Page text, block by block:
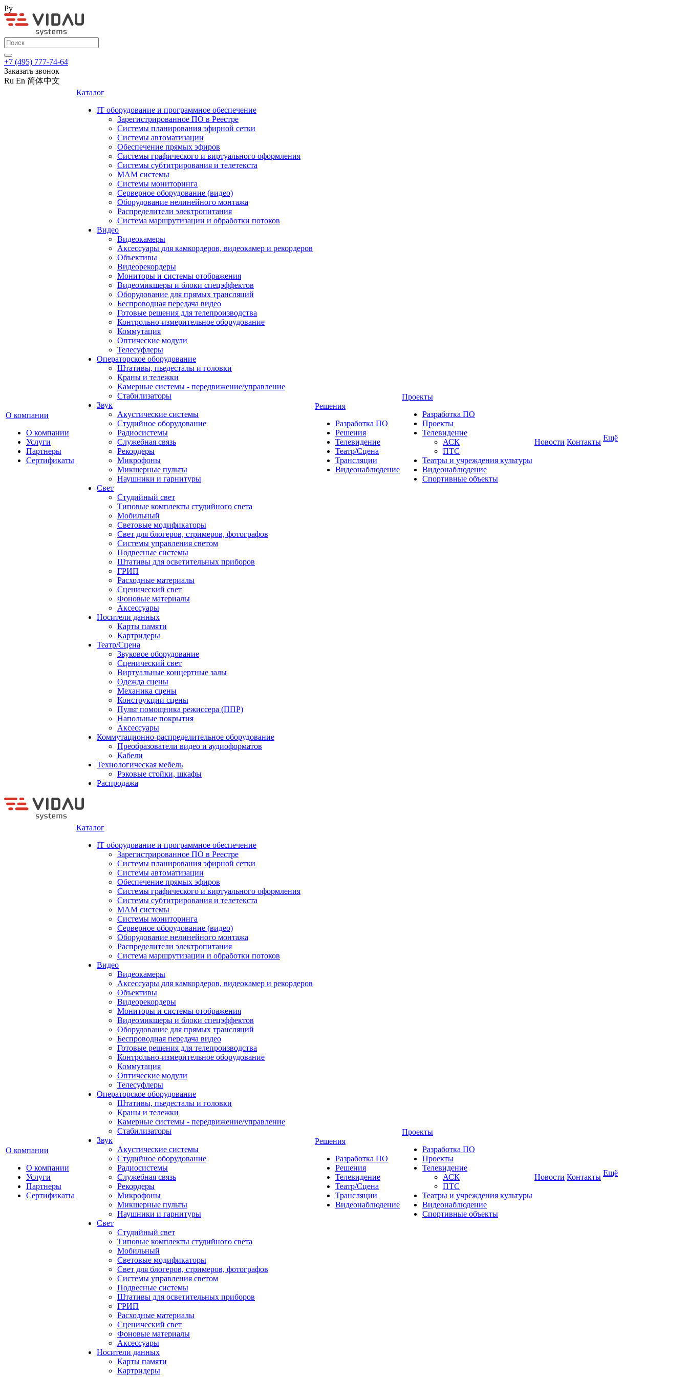
Ру
+7 (495) 777-74-64
Заказать звонок
Ru En 简体中文
О компании
О компании
Услуги
Партнеры
Сертификаты
Каталог
IT оборудование и программное обеспечение
Зарегистрированное ПО в Реестре
Системы планирования эфирной сетки
Системы автоматизации
Обеспечение прямых эфиров
Системы графического и виртуального оформления
Системы субтитрирования и телетекста
MAM системы
Системы мониторинга
Серверное оборудование (видео)
Оборудование нелинейного монтажа
Распределители электропитания
Система маршрутизации и обработки потоков
Видео
Видеокамеры
Аксессуары для камкордеров, видеокамер и рекордеров
Объективы
Видеорекордеры
Мониторы и системы отображения
Видеомикшеры и блоки спецэффектов
Оборудование для прямых трансляций
Беспроводная передача видео
Готовые решения для телепроизводства
Контрольно-измерительное оборудование
Коммутация
Оптические модули
Телесуфлеры
Операторское оборудование
Штативы, пьедесталы и головки
Краны и тележки
Камерные системы - передвижение/управление
Стабилизаторы
Звук
Акустические системы
Студийное оборудование
Радиосистемы
Служебная связь
Рекордеры
Микрофоны
Микшерные пульты
Наушники и гарнитуры
Свет
Студийный свет
Типовые комплекты студийного света
Мобильный
Световые модификаторы
Свет для блогеров, стримеров, фотографов
Системы управления светом
Подвесные системы
Штативы для осветительных приборов
ГРИП
Расходные материалы
Сценический свет
Фоновые материалы
Аксессуары
Носители данных
Карты памяти
Картридеры
Театр/Сцена
Звуковое оборудование
Сценический свет
Виртуальные концертные залы
Одежда сцены
Механика сцены
Конструкции сцены
Пульт помощника режиссера (ППР)
Напольные покрытия
Аксессуары
Коммутационно-распределительное оборудование
Преобразователи видео и аудиоформатов
Кабели
Технологическая мебель
Рэковые стойки, шкафы
Распродажа
Решения
Разработка ПО
Решения
Телевидение
Театр/Сцена
Трансляции
Видеонаблюдение
Проекты
Разработка ПО
Проекты
Телевидение
АСК
ПТС
Театры и учреждения культуры
Видеонаблюдение
Спортивные объекты
Новости Контакты Ещё
О компании
О компании
Услуги
Партнеры
Сертификаты
Каталог
IT оборудование и программное обеспечение
Зарегистрированное ПО в Реестре
Системы планирования эфирной сетки
Системы автоматизации
Обеспечение прямых эфиров
Системы графического и виртуального оформления
Системы субтитрирования и телетекста
MAM системы
Системы мониторинга
Серверное оборудование (видео)
Оборудование нелинейного монтажа
Распределители электропитания
Система маршрутизации и обработки потоков
Видео
Видеокамеры
Аксессуары для камкордеров, видеокамер и рекордеров
Объективы
Видеорекордеры
Мониторы и системы отображения
Видеомикшеры и блоки спецэффектов
Оборудование для прямых трансляций
Беспроводная передача видео
Готовые решения для телепроизводства
Контрольно-измерительное оборудование
Коммутация
Оптические модули
Телесуфлеры
Операторское оборудование
Штативы, пьедесталы и головки
Краны и тележки
Камерные системы - передвижение/управление
Стабилизаторы
Звук
Акустические системы
Студийное оборудование
Радиосистемы
Служебная связь
Рекордеры
Микрофоны
Микшерные пульты
Наушники и гарнитуры
Свет
Студийный свет
Типовые комплекты студийного света
Мобильный
Световые модификаторы
Свет для блогеров, стримеров, фотографов
Системы управления светом
Подвесные системы
Штативы для осветительных приборов
ГРИП
Расходные материалы
Сценический свет
Фоновые материалы
Аксессуары
Носители данных
Карты памяти
Картридеры
Решения
Разработка ПО
Решения
Телевидение
Театр/Сцена
Трансляции
Видеонаблюдение
Проекты
Разработка ПО
Проекты
Телевидение
АСК
ПТС
Театры и учреждения культуры
Видеонаблюдение
Спортивные объекты
Новости Контакты Ещё